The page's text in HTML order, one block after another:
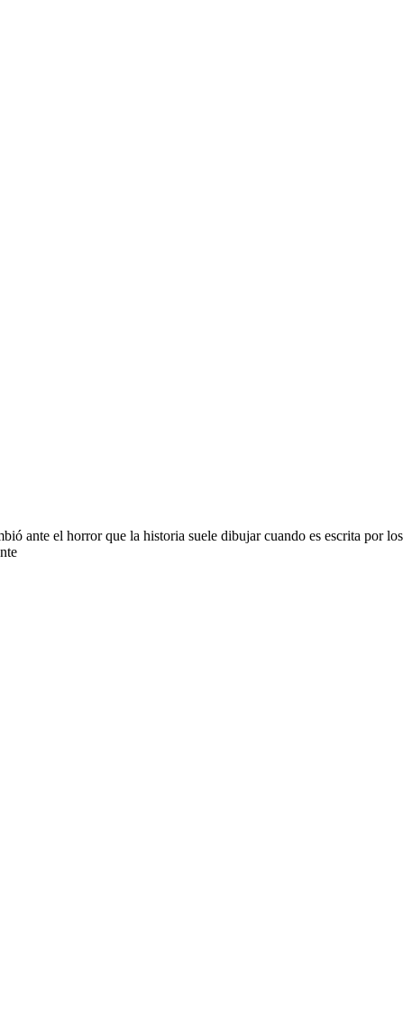
ante el horror que la historia suele dibujar cuando es escrita por los